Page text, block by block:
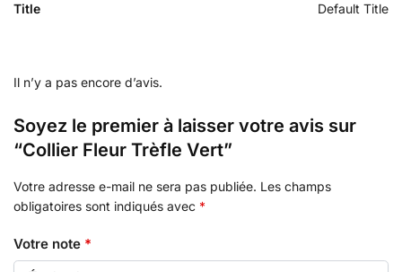
Title Default Title
Il n’y a pas encore d’avis.
Soyez le premier à laisser votre avis sur
“Collier Fleur Trèfle Vert”
Votre adresse e-mail ne sera pas publiée. Les champs
obligatoires sont indiqués avec *
Votre note *